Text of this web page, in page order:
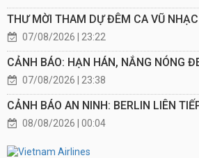
THƯ MỜI THAM DỰ ĐÊM CA VŨ
07/08/2026 | 23:22
CẢNH BÁO: HẠN HÁN, NẮNG NÓNG
07/08/2026 | 23:38
CẢNH BÁO AN NINH: BERLIN LIÊN
08/08/2026 | 00:04